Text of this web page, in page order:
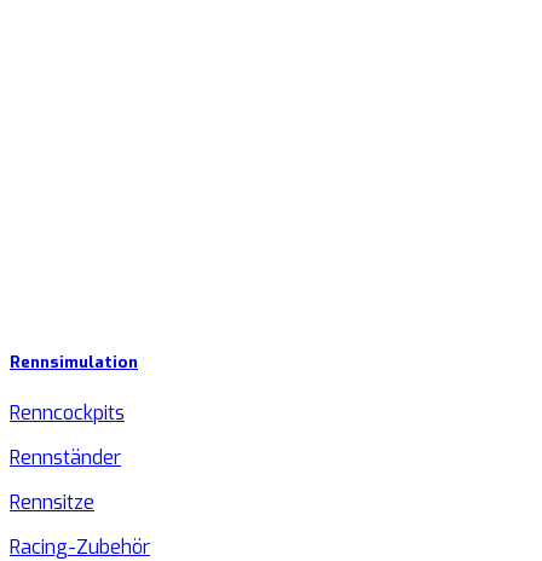
Rennsimulation
Renncockpits
Rennständer
Rennsitze
Racing-Zubehör